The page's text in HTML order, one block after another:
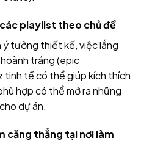
playlist theo chủ đề
ý tưởng thiết kế, việc lắng
tráng (epic
tinh tế có thể giúp kích thích
hợp có thể mở ra những
dự án.
căng thẳng tại nơi làm